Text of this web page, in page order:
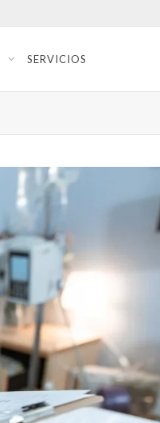
SERVICIOS